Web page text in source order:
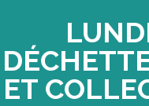
ET